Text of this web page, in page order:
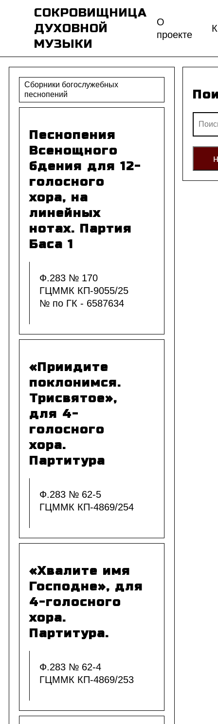
СОКРОВИЩНИЦА
ДУХОВНОЙ
МУЗЫКИ
О
проекте
Сборники богослужебных
песнопений
Песнопения
Всенощного
бдения для 12-
голосного
хора, на
линейных
нотах. Партия
Баса 1
Ф.283 № 170
ГЦММК КП-9055/25
№ по ГК - 6587634
«Приидите
поклонимся.
Трисвятое»,
для 4-
голосного
хора.
Партитура
Ф.283 № 62-5
ГЦММК КП-4869/254
«Хвалите имя
Господне», для
4-голосного
хора.
Партитура.
Ф.283 № 62-4
ГЦММК КП-4869/253